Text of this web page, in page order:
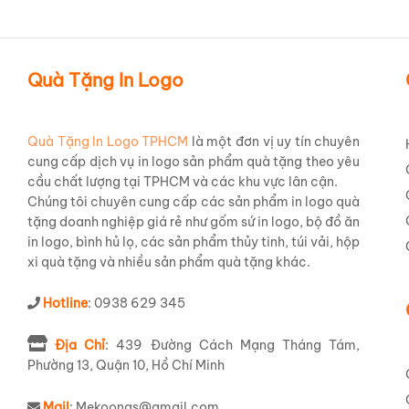
Khám Phá Về Sản Phẩm Bộ Ấm
Trong thế giớiquà tặng bộ ấm chén
là sự kết hợp hoàn hảo giữa vẻ đẹp
cùng khả năngin logo lên ấm chén tinh xảo, biến mỗi
Sản phẩm thuộc Bộ Sưu Tập Anna của thương
khôi, mang đến vẻ đẹp thuần khiết và sang trọng.
sử dụng trong những buổi trà đàm, gặp gỡ thân
cao cấp cho đến đường nét tinh xảo, đảm bảo sự hài
Hình Ảnh Thực Tế Về
Hãy hình dung: mộtbộ ấm chén Minh Long in logo
trà. Logo của doanh nghiệp bạn được in nổi bật,
dung tích 1.1L cùng bộ 6 chén dĩa đồng bộ, tất cả
Quà Tặng In Logo
Quà Tặng In Logo TPHCM là một đơn vị uy tín chuyên
cung cấp dịch vụ in logo sản phẩm quà tặng theo yêu
cầu chất lượng tại TPHCM và các khu vực lân cận.
Chúng tôi chuyên cung cấp các sản phẩm in logo quà
tặng doanh nghiệp giá rẻ như gốm sứ in logo, bộ đồ ăn
in logo, bình hủ lọ, các sản phẩm thủy tinh, túi vải, hộp
xi quà tặng và nhiều sản phẩm quà tặng khác.
Hotline: 0938 629 345
Địa Chỉ: 439 Đường Cách Mạng Tháng Tám,
Phường 13, Quận 10, Hồ Chí Minh